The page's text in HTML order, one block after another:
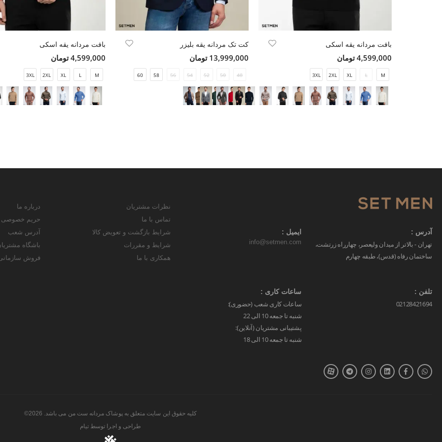
بافت مردانه یقه اسکی
4,599,000 تومان
M
L
XL
2XL
3XL
کت تک مردانه یقه بلیزر
13,999,000 تومان
48
50
52
54
56
58
60
بافت مردانه یقه اسکی
4,599,000 تومان
M
L
XL
2XL
3XL
آدرس :
تهران - بالاتر از میدان ولیعصر، چهارراه زرتشت،
ساختمان رفاه (قدس)، طبقه چهارم
ایمیل :
info@setmen.com
تلفن :
02128421694
ساعات کاری :
ساعات کاری شعب (حضوری):
شنبه تا جمعه 10 الی 22
پشتیبانی مشتریان (آنلاین):
شنبه تا جمعه 10 الی 18
نظرات مشتریان
تماس با ما
شرایط بازگشت و تعویض کالا
شرایط و مقررات
همکاری با ما
درباره ما
حریم خصوصی
آدرس شعب
باشگاه
فروش
کلیه حقوق این سایت متعلق به پوشاک مردانه ست من می باشد. 2026©
طراحی و اجرا توسط تیام